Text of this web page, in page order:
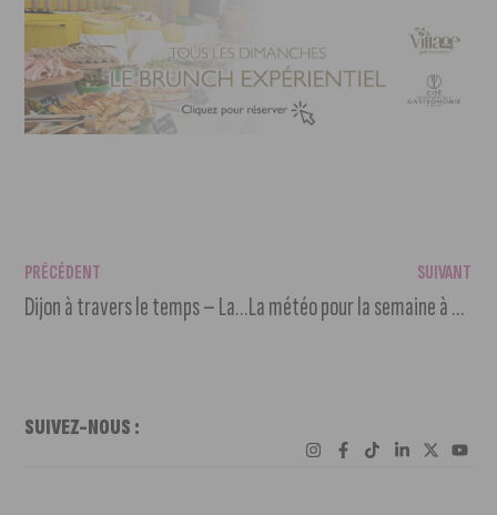
PRÉCÉDENT
Dijon à travers le temps – La rue Musette
SUIVANT
La météo pour la semaine à venir
SUIVEZ-NOUS :